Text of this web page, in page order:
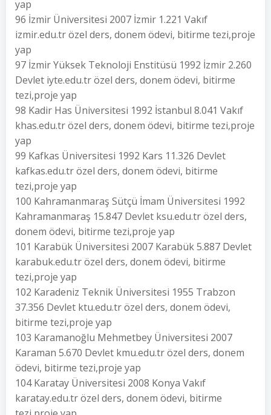
yap
96 İzmir Üniversitesi 2007 İzmir 1.221 Vakıf
izmir.edu.tr özel ders, donem ödevi, bitirme tezi,proje
yap
97 İzmir Yüksek Teknoloji Enstitüsü 1992 İzmir 2.260
Devlet iyte.edu.tr özel ders, donem ödevi, bitirme
tezi,proje yap
98 Kadir Has Üniversitesi 1992 İstanbul 8.041 Vakıf
khas.edu.tr özel ders, donem ödevi, bitirme tezi,proje
yap
99 Kafkas Üniversitesi 1992 Kars 11.326 Devlet
kafkas.edu.tr özel ders, donem ödevi, bitirme
tezi,proje yap
100 Kahramanmaraş Sütçü İmam Üniversitesi 1992
Kahramanmaraş 15.847 Devlet ksu.edu.tr özel ders,
donem ödevi, bitirme tezi,proje yap
101 Karabük Üniversitesi 2007 Karabük 5.887 Devlet
karabuk.edu.tr özel ders, donem ödevi, bitirme
tezi,proje yap
102 Karadeniz Teknik Üniversitesi 1955 Trabzon
37.356 Devlet ktu.edu.tr özel ders, donem ödevi,
bitirme tezi,proje yap
103 Karamanoğlu Mehmetbey Üniversitesi 2007
Karaman 5.670 Devlet kmu.edu.tr özel ders, donem
ödevi, bitirme tezi,proje yap
104 Karatay Üniversitesi 2008 Konya Vakıf
karatay.edu.tr özel ders, donem ödevi, bitirme